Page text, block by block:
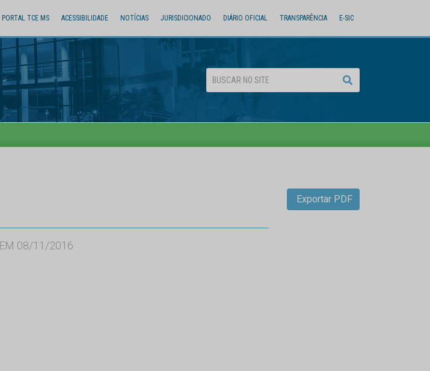
PORTAL TCE MS ACESSIBILIDADE NOTÍCIAS JURISDICIONADO DIÁRIO OFICIAL TRANSPARÊNCIA E-SIC
EM 08/11/2016
Exportar PDF